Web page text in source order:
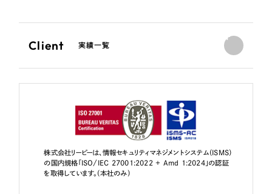
Client 実績一覧
株式会社リーピーは、情報セキュリティマネジメントシステム（ISMS）
の国内規格「ISO/IEC 27001:2022 + Amd 1:2024」の認証
を取得しています。（本社のみ）